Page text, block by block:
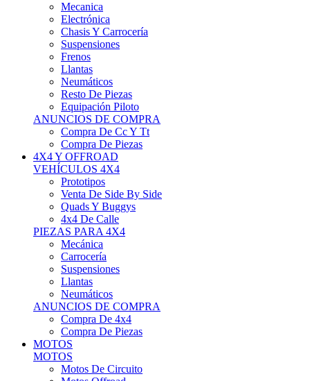
Mecanica
Electrónica
Chasis Y Carrocería
Suspensiones
Frenos
Llantas
Neumáticos
Resto De Piezas
Equipación Piloto
ANUNCIOS DE COMPRA
Compra De Cc Y Tt
Compra De Piezas
4X4 Y OFFROAD
VEHÍCULOS 4X4
Prototipos
Venta De Side By Side
Quads Y Buggys
4x4 De Calle
PIEZAS PARA 4X4
Mecánica
Carrocería
Suspensiones
Llantas
Neumáticos
ANUNCIOS DE COMPRA
Compra De 4x4
Compra De Piezas
MOTOS
MOTOS
Motos De Circuito